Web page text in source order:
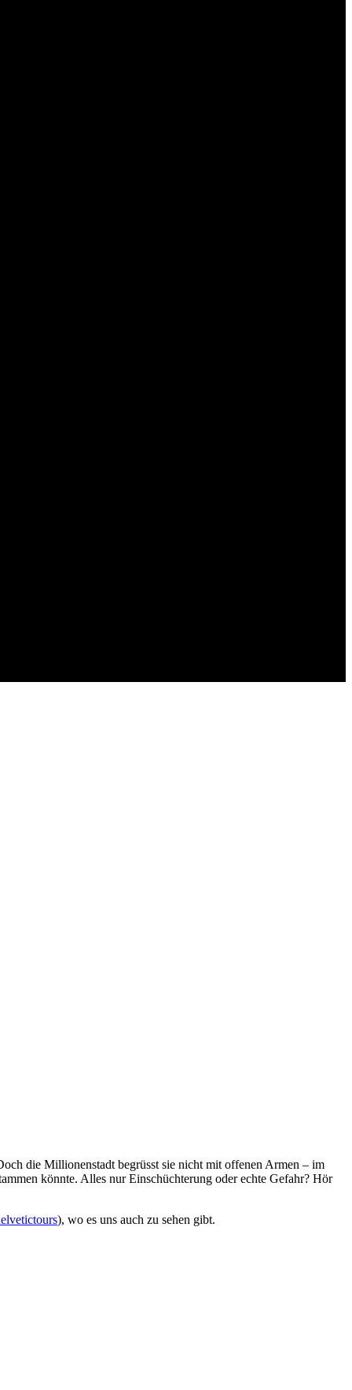
die Millionenstadt begrüsst sie nicht mit offenen Armen – im
könnte. Alles nur Einschüchterung oder echte Gefahr? Hör
), wo es uns auch zu sehen gibt.